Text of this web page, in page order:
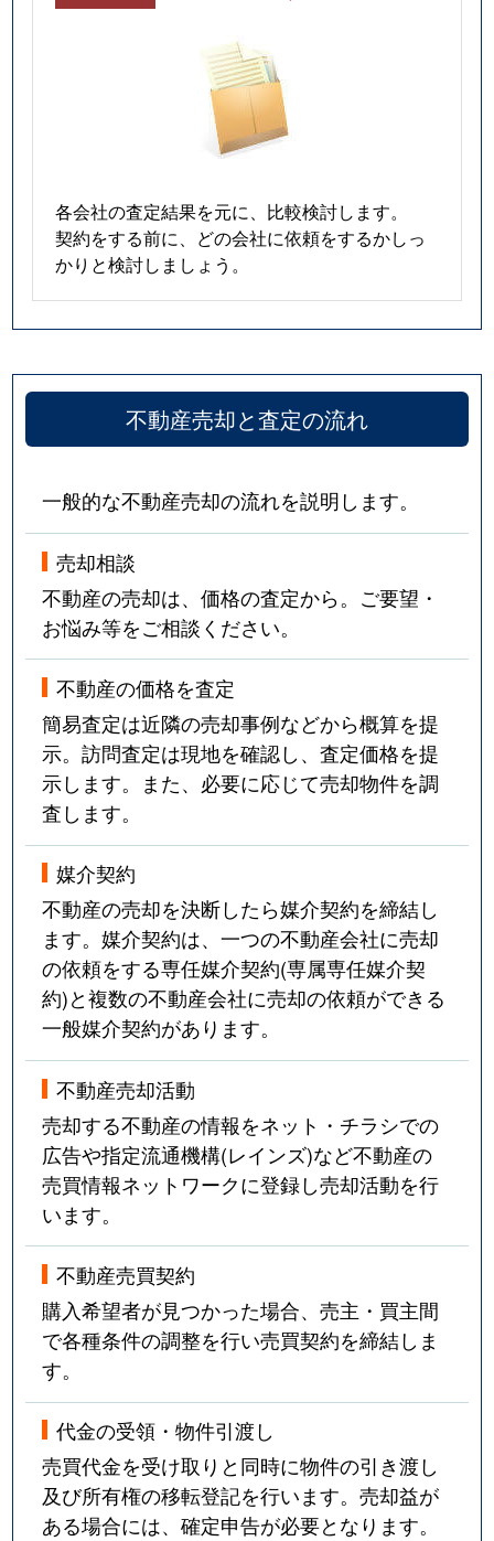
各会社の査定結果を元に、比較検討します。
契約をする前に、どの会社に依頼をするかしっ
かりと検討しましょう。
不動産売却と査定の流れ
一般的な不動産売却の流れを説明します。
売却相談
不動産の売却は、価格の査定から。ご要望・
お悩み等をご相談ください。
不動産の価格を査定
簡易査定は近隣の売却事例などから概算を提
示。訪問査定は現地を確認し、査定価格を提
示します。また、必要に応じて売却物件を調
査します。
媒介契約
不動産の売却を決断したら媒介契約を締結し
ます。媒介契約は、一つの不動産会社に売却
の依頼をする専任媒介契約(専属専任媒介契
約)と複数の不動産会社に売却の依頼ができる
一般媒介契約があります。
不動産売却活動
売却する不動産の情報をネット・チラシでの
広告や指定流通機構(レインズ)など不動産の
売買情報ネットワークに登録し売却活動を行
います。
不動産売買契約
購入希望者が見つかった場合、売主・買主間
で各種条件の調整を行い売買契約を締結しま
す。
代金の受領・物件引渡し
売買代金を受け取りと同時に物件の引き渡し
及び所有権の移転登記を行います。売却益が
ある場合には、確定申告が必要となります。